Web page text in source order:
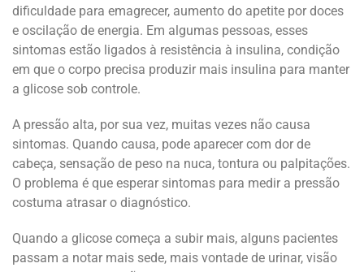
dificuldade para emagrecer, aumento do apetite por doces
e oscilação de energia. Em algumas pessoas, esses
sintomas estão ligados à resistência à insulina, condição
em que o corpo precisa produzir mais insulina para manter
a glicose sob controle.
A pressão alta, por sua vez, muitas vezes não causa
sintomas. Quando causa, pode aparecer com dor de
cabeça, sensação de peso na nuca, tontura ou palpitações.
O problema é que esperar sintomas para medir a pressão
costuma atrasar o diagnóstico.
Quando a glicose começa a subir mais, alguns pacientes
passam a notar mais sede, mais vontade de urinar, visão